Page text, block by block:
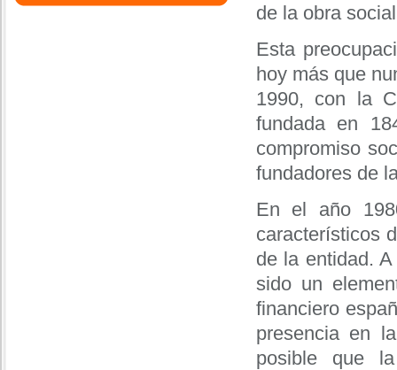
de la obra
Esta
hoy más que
1990, con la
fundada en
compromiso
fundadores de
En el año
característicos
de la entidad.
sido un
financiero
presencia en
posible que